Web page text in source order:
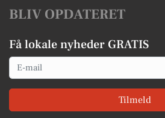
BLIV OPDATERET
Få lokale nyheder GRATIS
Email
Tilmeld